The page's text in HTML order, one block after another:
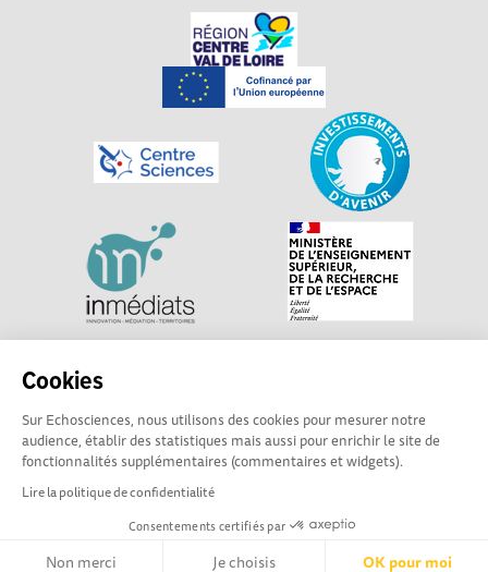
Cookies
Sur Echosciences, nous utilisons des cookies pour mesurer notre
audience, établir des statistiques mais aussi pour enrichir le site de
fonctionnalités supplémentaires (commentaires et widgets).
Lire la politique de confidentialité
Consentements certifiés par
Non merci Je choisis OK pour moi
Explorer, s’exprimer, rentrer en contact : Echosciences
sciences et de technologies du territoire. Propulsé par
Centre•Sciences/ Contact : echosciences@centre-
sciences.fr
Mentions légales|Politique de confidentialité
Ligne éditoriale